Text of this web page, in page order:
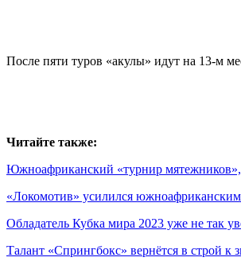
После пяти туров «акулы» идут на 13-м
Читайте также:
Южноафриканский «турнир
«Локомотив» усилился
Обладатель Кубка мира 2023 уже не так
Талант «Спрингбокс» вернётся в строй к